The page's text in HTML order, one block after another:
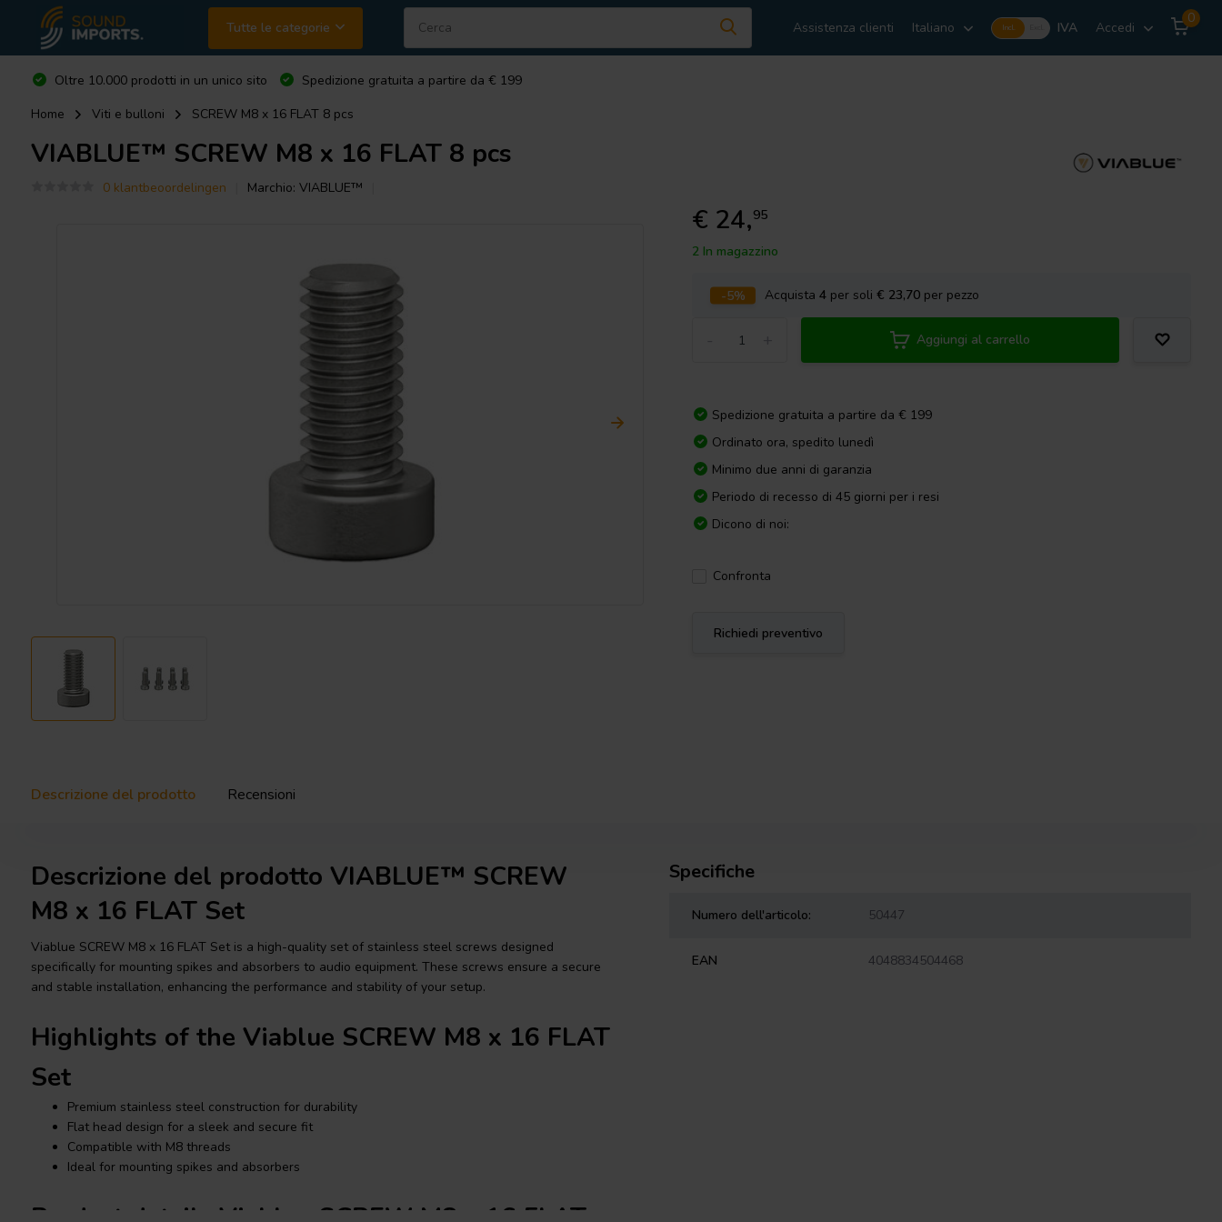
Tutte le categorie Assistenza clienti Italiano Incl. IVA Accedi
0
Oltre 10.000 prodotti in un unico sito
Spedizione gratuita a partire da € 199
Home
Viti e bulloni SCREW M8 x 16 FLAT 8 pcs
VIABLUE™ SCREW M8 x 16 FLAT 8 pcs
0 klantbeoordelingen Marchio: VIABLUE™
€ 24,95
2 In magazzino
-5% Acquista4 per soli€ 23,70 per pezzo
Aggiungi al carrello
Spedizione gratuita a partire da € 199
Ordinato ora, spedito lunedì
Minimo due anni di garanzia
Periodo di recesso di 45 giorni per i resi
Dicono di noi:
Confronta
Richiedi preventivo
Descrizione del prodotto Recensioni
Descrizione del prodotto VIABLUE™ SCREW
M8 x 16 FLAT Set
Viablue SCREW M8 x 16 FLAT Set is a high-quality set of stainless steel screws designed
specifically for mounting spikes and absorbers to audio equipment. These screws ensure a secure
and stable installation, enhancing the performance and stability of your setup.
Highlights of the Viablue SCREW M8 x 16 FLAT
Set
Premium stainless steel construction for durability
Flat head design for a sleek and secure fit
Compatible with M8 threads
Ideal for mounting spikes and absorbers
Specifiche
Numero dell'articolo: 50447
EAN 4048834504468